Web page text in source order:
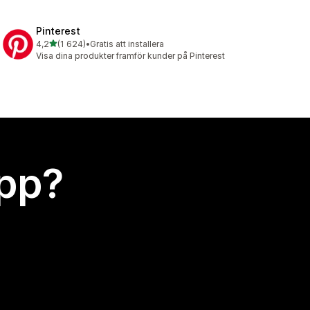
Pinterest
4,2av 5 stjärnor
(1 624)
1624 recensioner totalt
•Gratis att installera
Visa dina produkter framför kunder på Pinterest